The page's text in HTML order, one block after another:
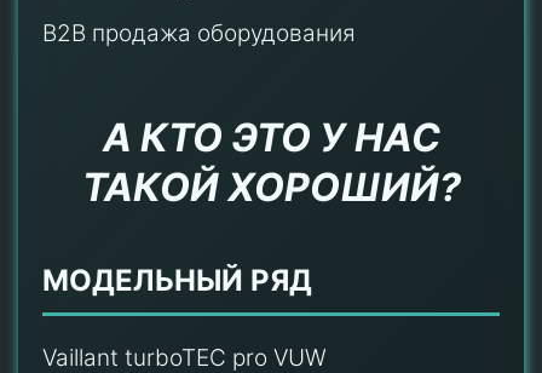
B2B продажа оборудования
А КТО ЭТО У НАС
ТАКОЙ ХОРОШИЙ?
МОДЕЛЬНЫЙ РЯД
Vaillant turboTEC pro VUW